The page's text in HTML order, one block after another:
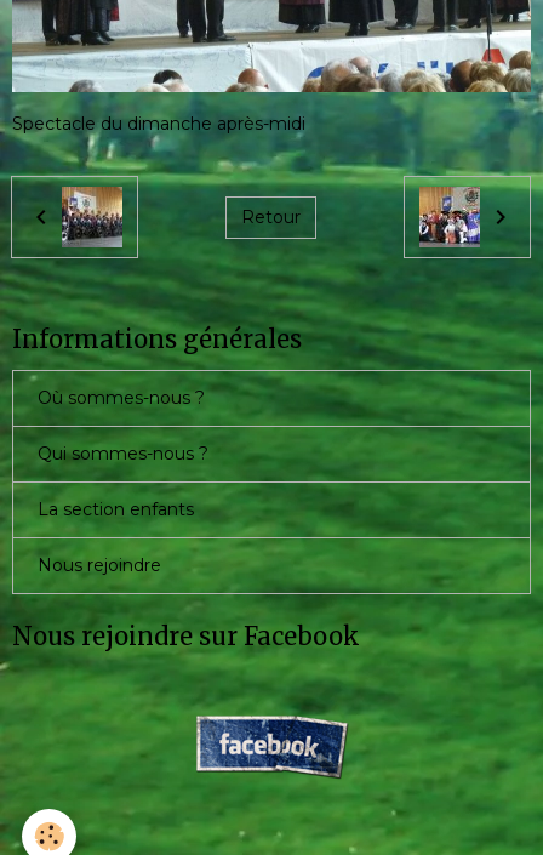
Spectacle du dimanche après-midi
Retour
Informations générales
Où sommes-nous ?
Qui sommes-nous ?
La section enfants
Nous rejoindre
Nous rejoindre sur Facebook